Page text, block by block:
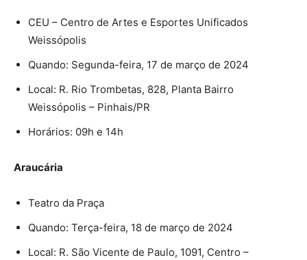
CEU – Centro de Artes e Esportes Unificados
Weissópolis
Quando: Segunda-feira, 17 de março de 2024
Local: R. Rio Trombetas, 828, Planta Bairro
Weissópolis – Pinhais/PR
Horários: 09h e 14h
Araucária
Teatro da Praça
Quando: Terça-feira, 18 de março de 2024
Local: R. São Vicente de Paulo, 1091, Centro –